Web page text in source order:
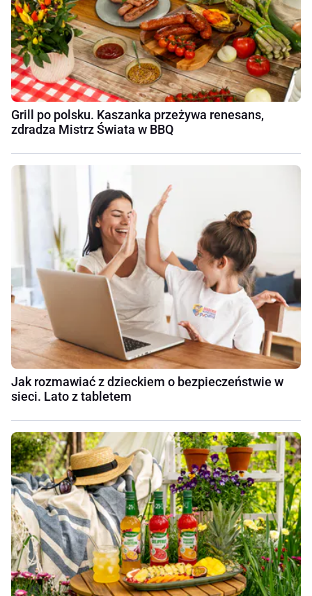
Grill po polsku. Kaszanka przeżywa renesans,
zdradza Mistrz Świata w BBQ
Jak rozmawiać z dzieckiem o bezpieczeństwie w
sieci. Lato z tabletem